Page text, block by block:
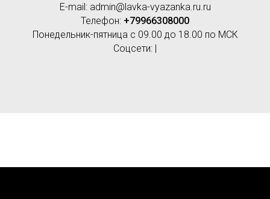
E-mail: admin@lavka-vyazanka.ru.ru
Телефон: +79966308000
Понедельник-пятница с 09.00 до 18.00 по МСК
Соцсети: |